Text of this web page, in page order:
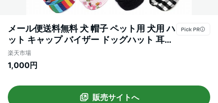
メール便送料無料 犬 帽子 ペット用 犬用 ハ
ット キャップ バイザー ドッグハット 耳穴
あり 熱中症対策 夏バテ 日射病 日よけ つば
付き 涼しい かわいい 超小型犬 小型犬 イヌ
レゼント 誕生日 被り物 アウトドア お出か
け 旅行
楽天市場
1,000円
販売サイトへ